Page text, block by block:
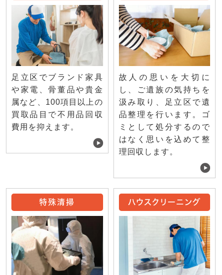
足立区でブランド家具
や家電、骨董品や貴金
属など、100項目以上の
買取品目で不用品回収
費用を抑えます。
故人の思いを大切に
し、ご遺族の気持ちを
汲み取り、足立区で遺
品整理を行います。ゴ
ミとして処分するので
はなく思いを込めて整
理回収します。
特殊清掃 ハウスクリーニング